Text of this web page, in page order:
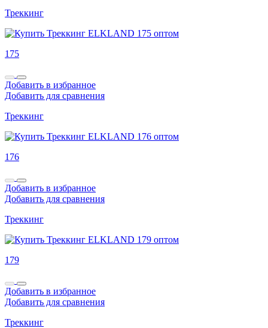
Треккинг
175
Добавить в избранное
Добавить для сравнения
Треккинг
176
Добавить в избранное
Добавить для сравнения
Треккинг
179
Добавить в избранное
Добавить для сравнения
Треккинг